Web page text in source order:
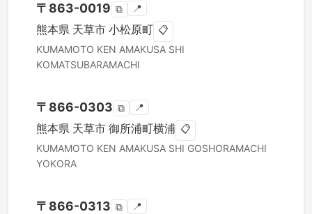
〒 863-0019 ⧉ 📍
熊本県 天草市 小松原町 📋
KUMAMOTO KEN AMAKUSA SHI
KOMATSUBARAMACHI
〒 866-0303 ⧉ 📍
熊本県 天草市 御所浦町横浦 📋
KUMAMOTO KEN AMAKUSA SHI GOSHORAMACHI
YOKORA
〒 866-0313 ⧉ 📍